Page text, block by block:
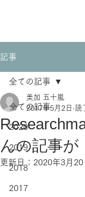
記事
全ての記事
2020
2019
2018
2017
全ての記事
んの記事が
美加 五十嵐
2017年5月2日 読
更新日： 2020年3月20